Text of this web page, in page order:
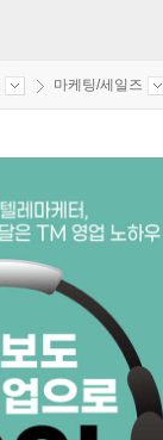
마케팅/세일즈